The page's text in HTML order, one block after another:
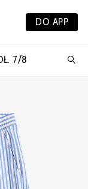
DO APP
7/8